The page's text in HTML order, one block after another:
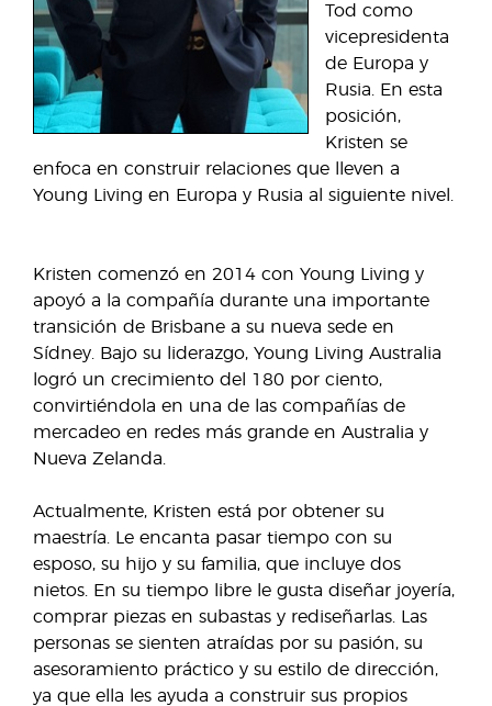
Tod como
vicepresidenta
de Europa y
Rusia. En esta
posición,
Kristen se
enfoca en construir relaciones que lleven a
Young Living en Europa y Rusia al siguiente nivel.
Kristen comenzó en 2014 con Young Living y
apoyó a la compañía durante una importante
transición de Brisbane a su nueva sede en
Sídney. Bajo su liderazgo, Young Living Australia
logró un crecimiento del 180 por ciento,
convirtiéndola en una de las compañías de
mercadeo en redes más grande en Australia y
Nueva Zelanda.
Actualmente, Kristen está por obtener su
maestría. Le encanta pasar tiempo con su
esposo, su hijo y su familia, que incluye dos
nietos. En su tiempo libre le gusta diseñar joyería,
comprar piezas en subastas y rediseñarlas. Las
personas se sienten atraídas por su pasión, su
asesoramiento práctico y su estilo de dirección,
ya que ella les ayuda a construir sus propios